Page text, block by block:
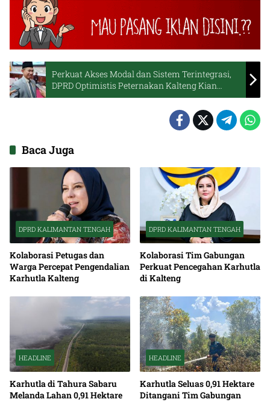
Perkuat Akses Modal dan Sistem Terintegrasi,
DPRD Optimistis Peternakan Kalteng Kian
Kompetitif
Baca Juga
DPRD KALIMANTAN TENGAH
Kolaborasi Petugas dan
Warga Percepat Pengendalian
Karhutla Kalteng
DPRD KALIMANTAN TENGAH
Kolaborasi Tim Gabungan
Perkuat Pencegahan Karhutla
di Kalteng
HEADLINE
Karhutla di Tahura Sabaru
Melanda Lahan 0,91 Hektare
HEADLINE
Karhutla Seluas 0,91 Hektare
Ditangani Tim Gabungan